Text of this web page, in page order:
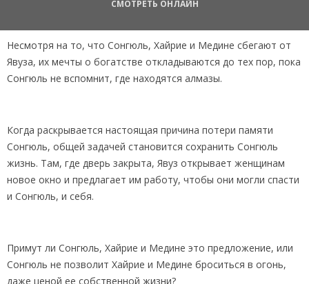
СМОТРЕТЬ ОНЛАЙН
Несмотря на то, что Сонгюль, Хайрие и Медине сбегают от
Явуза, их мечты о богатстве откладываются до тех пор, пока
Сонгюль не вспомнит, где находятся алмазы.
Когда раскрывается настоящая причина потери памяти
Сонгюль, общей задачей становится сохранить Сонгюль
жизнь. Там, где дверь закрыта, Явуз открывает женщинам
новое окно и предлагает им работу, чтобы они могли спасти
и Сонгюль, и себя.
Примут ли Сонгюль, Хайрие и Медине это предложение, или
Сонгюль не позволит Хайрие и Медине броситься в огонь,
даже ценой ее собственной жизни?